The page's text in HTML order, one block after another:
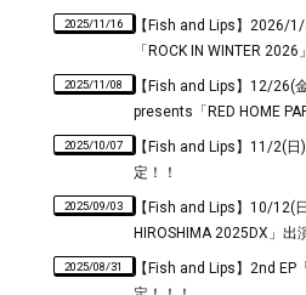
2025/11/16
【Fish and Lips】2026/
「ROCK IN WINTER 2026
2025/11/08
【Fish and Lips】12/26(
presents「RED HOME
2025/10/07
【Fish and Lips】11/2(日
定！！
2025/09/03
【Fish and Lips】10/12(
HIROSHIMA 2025DX」出
2025/08/31
【Fish and Lips】2nd EP